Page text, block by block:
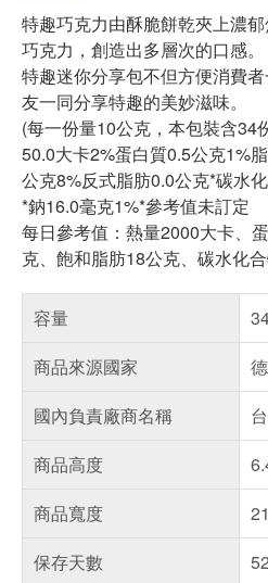
特趣巧克力由酥脆餅乾夾上濃
巧克力，創造出多層次的口感。
特趣迷你分享包不但方便消費
友一同分享特趣的美妙滋味。
(每一份量10公克，本包裝含34
50.0大卡2%蛋白質0.5公克1%
公克8%反式脂肪0.0公克*碳水
*鈉16.0毫克1%*參考值未訂定
每日參考值：熱量2000大卡、
克、飽和脂肪18公克、碳水化
容量
商品來源國家
國內負責廠商名稱
商品高度
商品寬度
保存天數